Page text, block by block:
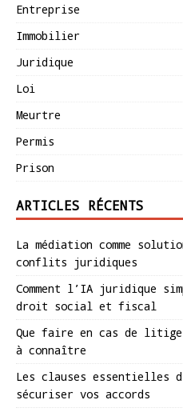
Entreprise
Immobilier
Juridique
Loi
Meurtre
Permis
Prison
ARTICLES RÉCENTS
La médiation comme
conflits juridiques
Comment l’IA juridique
droit social et fiscal
Que faire en cas de
à connaître
Les clauses essentielles
sécuriser vos accords